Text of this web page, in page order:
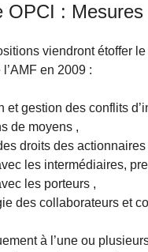
OPCI :
viendront étoffer
en 2009 :
et gestion des conflits
de moyens ,
droits des actionnaires
les intermédiaires,
les porteurs ,
des collaborateurs et
à l’une ou